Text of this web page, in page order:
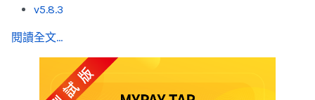
v5.8.3
閱讀全文...